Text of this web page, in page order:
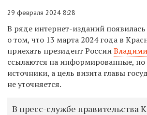
29 февраля 2024 8:28
В ряде интернет-изданий
о том, что 13 марта 2024 года в
приехать президент России
ссылаются на информированные, но
источники, а цель визита главы
не уточняется.
В пресс-службе правительства